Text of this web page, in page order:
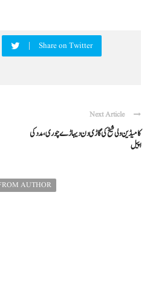
Share on Twitter
Next Article
کامیڈین ولی شیخ کی گاڑی دن دیہاڑے چوری، مدد کی
اپیل
AUTHOR